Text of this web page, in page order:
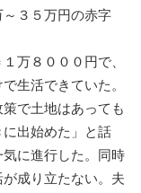
３５万円の赤字
万８０００円で、
生活できていた。
で土地はあっても
出始めた」と話
に進行した。同時
成り立たない。夫